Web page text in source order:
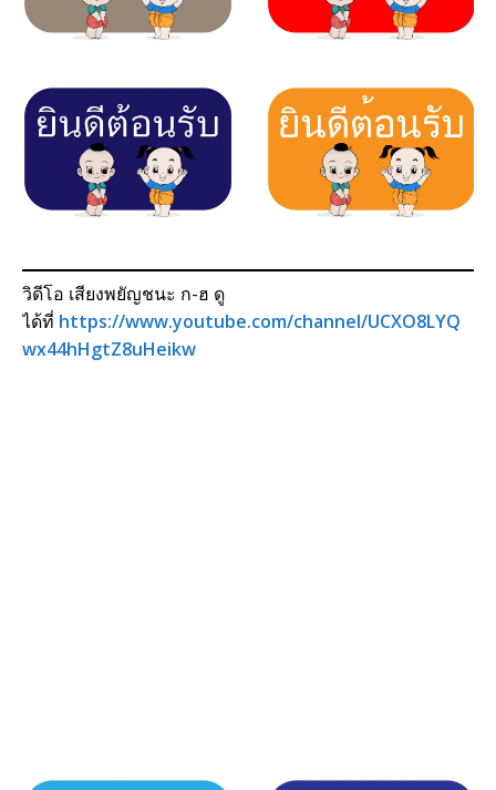
วิดีโอ เสียงพยัญชนะ ก-ฮ ดู
ได้ที่ https://www.youtube.com/channel/UCXO8LYQ
wx44hHgtZ8uHeikw